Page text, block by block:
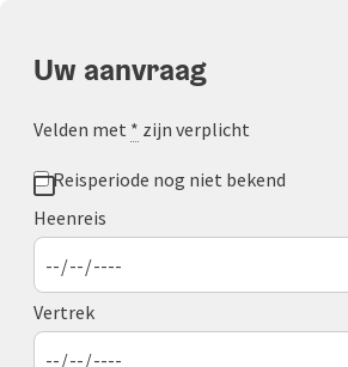
Uw aanvraag
Velden met * zijn verplicht
Reisperiode nog niet bekend
Heenreis
Vertrek